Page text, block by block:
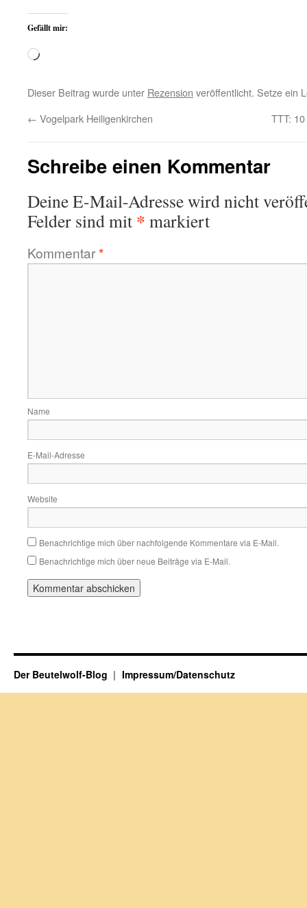
Gefällt mir:
Wird
Dieser Beitrag wurde unter Rezension veröffentlicht. Setze ein
← Vogelpark Heiligenkirchen TTT:
Schreibe einen Kommentar
Deine E-Mail-Adresse wird nicht
Felder sind mit * markiert
Kommentar*
Name
E-Mail-Adresse
Website
Benachrichtige mich über nachfolgende Kommentare via E-Mail.
Benachrichtige mich über neue Beiträge via E-Mail.
Der Beutelwolf-Blog Impressum/Datenschutz